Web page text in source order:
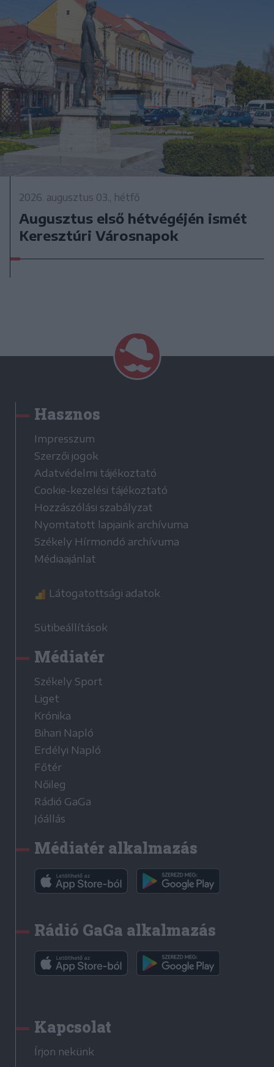
2026. augusztus 03., hétfő
Augusztus első hétvégéjén ismét
Keresztúri Városnapok
Hasznos
Impresszum
Szerzői jogok
Adatvédelmi tájékoztató
Cookie-kezelési tájékoztató
Hozzászólási szabályzat
Nyomtatott lapjaink archívuma
Székely Hírmondó archívuma
Médiaajánlat
Látogatottsági adatok
Sütibeállítások
Médiatér
Székely Sport
Liget
Krónika
Bihari Napló
Erdélyi Napló
Főtér
Nőileg
Rádió GaGa
Jóállás
Médiatér alkalmazás
Rádió GaGa alkalmazás
Kapcsolat
Írjon nekünk